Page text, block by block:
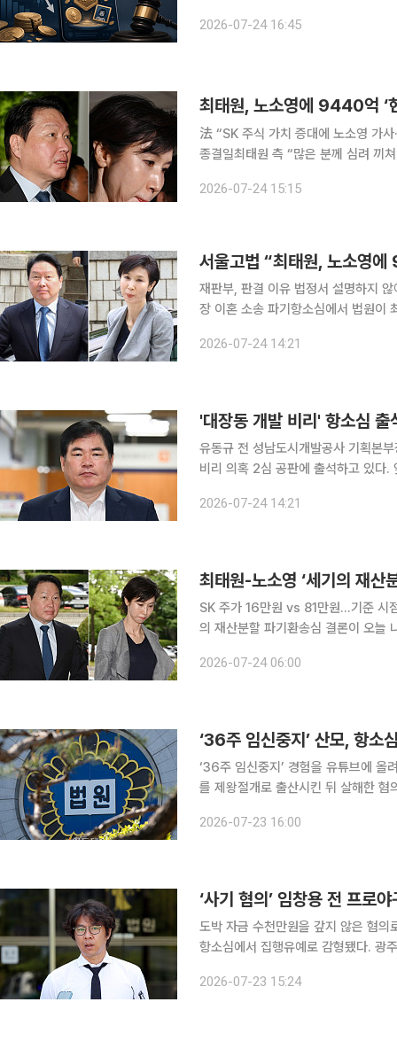
20대 코인업체 대표 A씨에게 징역 7
2026-07-24 16:45
法 “SK 주식 가치 증대에 노소영 가
종결일최태원 측 “많은 분께 심려 끼쳐 송구” 최태원 SK그룹 회장이 노소영 아트
에 따라 노태우 비자금 300억원 지원
2026-07-24 15:15
서울고법 “최태원, 노소영
재판부, 판결 이유 법정서 설명하지 않아 최태원(65) SK그룹 회장과 노소영(65) 아트센터
장 이혼 소송 파기항소심에서 법원이
한 재산분할 소송의 파기환송심 선고
2026-07-24 14:21
'대장동 개발 비리' 항소심
유동규 전 성남도시개발공사 기획본
비리 의혹 2심 공판에 출석하고 있다
2026-07-24 14:21
최태원-노소영 ‘세기의 재산
SK 주가 16만원 vs 81만원…기준 시점이 변수 최태원 SK그룹 회장과 노소영
의 재산분할 파기환송심 결론이 오늘
2026-07-24 06:00
‘36주 임신중지’ 산모, 항
‘36주 임신중지’ 경험을 유튜브에 올
를 제왕절개로 출산시킨 뒤 살해한
모 씨와 집도의 심모 씨, 산모 권모 씨
2026-07-23 16:00
‘사기 혐의’ 임창용 전 프로
도박 자금 수천만원을 갚지 않은 혐의
항소심에서 집행유예로 감형됐다. 광주지법 형사3부(김일수 부장판사)는 23일 사기 혐의로 기소된
2026-07-23 15:24